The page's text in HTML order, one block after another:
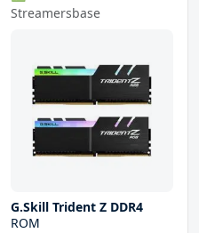
Streamersbase
G.Skill Trident Z DDR4
ROM